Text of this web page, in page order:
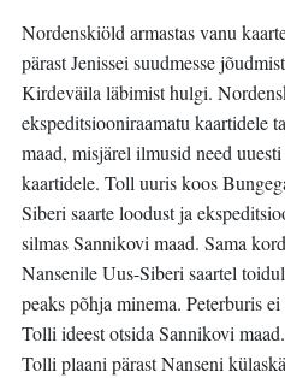
Nordenskiöld armastas vanu
pärast Jenissei suudmesse
Kirdeväila läbimist hulgi.
ekspeditsiooniraamatu kaartidele
maad, misjärel ilmusid need
kaartidele. Toll uuris koos
Siberi saarte loodust ja
silmas Sannikovi maad. Sama
Nansenile Uus-Siberi saartel
peaks põhja minema. Peterburis
Tolli ideest otsida Sannikovi
Tolli plaani pärast Nanseni